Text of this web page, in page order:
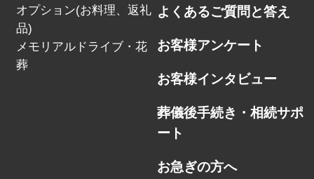
オプション(お料理、返礼
品)
メモリアルドライブ・花
葬
よくあるご質問と答え
お客様アンケート
お客様インタビュー
葬儀後手続き・相続サポ
ート
お急ぎの方へ